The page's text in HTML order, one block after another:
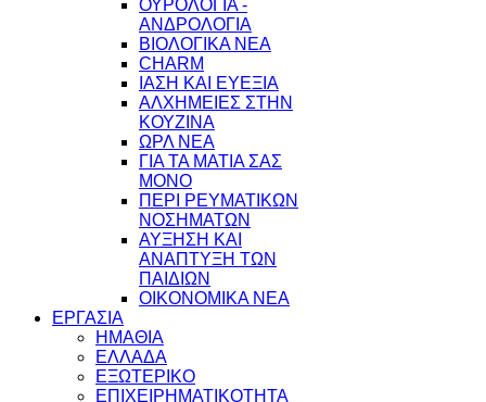
ΟΥΡΟΛΟΓΙΑ -
ΑΝΔΡΟΛΟΓΙΑ
ΒΙΟΛΟΓΙΚΑ ΝΕΑ
CHARM
ΙΑΣΗ ΚΑΙ ΕΥΕΞΙΑ
ΑΛΧΗΜΕΙΕΣ ΣΤΗΝ
ΚΟΥΖΙΝΑ
ΩΡΛ ΝEA
ΓΙΑ ΤΑ ΜΑΤΙΑ ΣΑΣ
ΜΟΝΟ
ΠΕΡΙ ΡΕΥΜΑΤΙΚΩΝ
ΝΟΣΗΜΑΤΩΝ
ΑΥΞΗΣΗ ΚΑΙ
ΑΝΑΠΤΥΞΗ ΤΩΝ
ΠΑΙΔΙΩΝ
ΟΙΚΟΝΟΜΙΚΑ ΝΕΑ
ΕΡΓΑΣΙΑ
ΗΜΑΘΙΑ
ΕΛΛΑΔΑ
ΕΞΩΤΕΡΙΚΟ
ΕΠΙΧΕΙΡΗΜΑΤΙΚΟΤΗΤΑ